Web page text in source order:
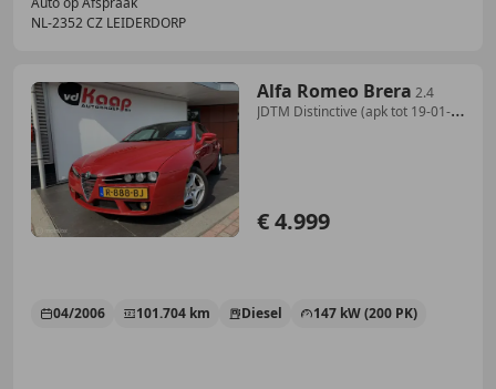
NL-2352 CZ LEIDERDORP
Alfa Romeo Brera 2.4
JDTM Distinctive (apk tot 19-01-
€ 4.999
04/2006 101.704 km Diesel 147 kW (200 PK)